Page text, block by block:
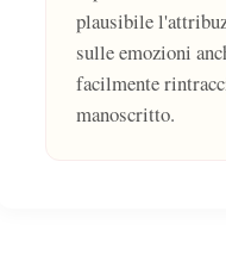
plausibile
sulle emozioni
facilmente
manoscritto.